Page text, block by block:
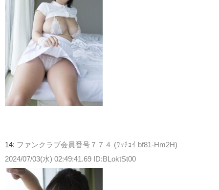
14: ファンクラブ会員番号７７４ (ﾜｯﾁｮｲ bf81-Hm2H)
2024/07/03(水) 02:49:41.69 ID:BLoktSt00